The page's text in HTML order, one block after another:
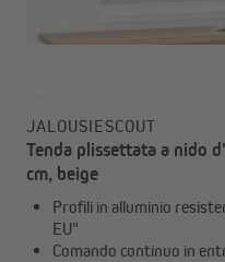
JALOUSIESCOUT
Tenda plissettata a nido
cm, beige
Profili in alluminio
EU"
Comando continuo in